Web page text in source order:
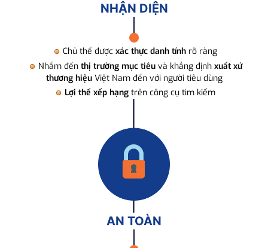
NHẬN DIỆN
Chủ thể được xác thực danh tính rõ ràng
Nhắm đến thị trường mục tiêuvà khẳng định xuất xứ
thương hiệuViệt Nam đến với người tiêu dùng
Lợi thế xếp hạng trên công cụ tìm kiếm
AN TOÀN